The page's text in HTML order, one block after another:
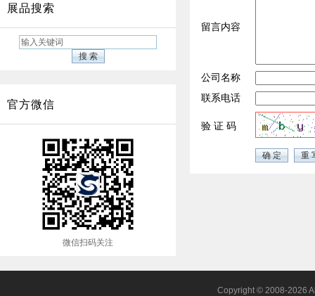
展品搜索
官方微信
微信扫码关注
留言内容
公司名称
联系电话
验 证 码
Copyright © 2008-2026